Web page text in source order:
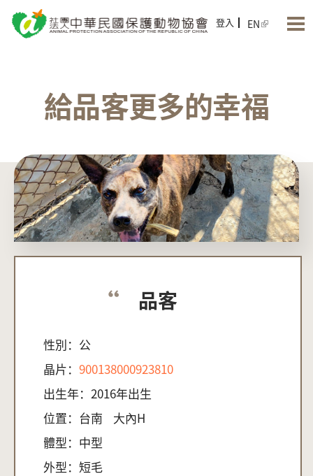
登入 EN
給品客更多的幸福
品客
性別： 公
晶片： 900138000923810
出生年： 2016年出生
位置： 台南
大內H
體型： 中型
外型： 短毛